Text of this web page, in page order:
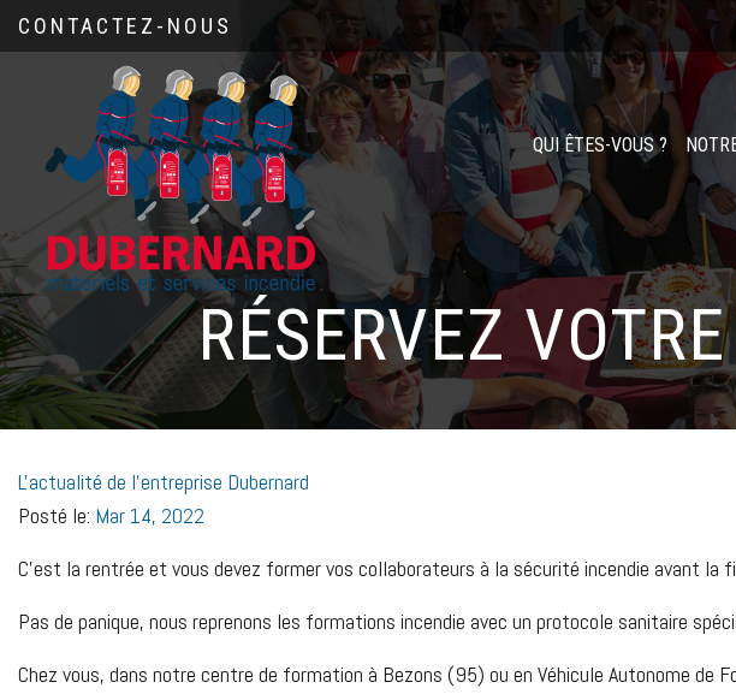
CONTACTEZ-NOUS
QUI ÊTES-VOUS ?
RÉSERVEZ
L'actualité de l'entreprise Dubernard
Posté le: Mar 14, 2022
C’est la rentrée et vous devez former vos collaborateurs à la sécurité incendie avant la
Pas de panique, nous reprenons les formations incendie avec un protocole sanitaire
Chez vous, dans notre centre de formation à Bezons (95) ou en Véhicule Autonome de